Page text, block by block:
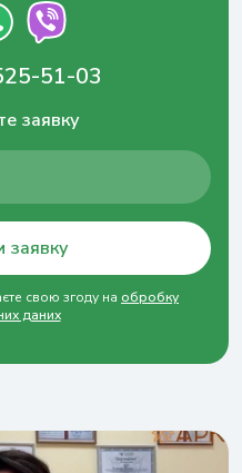
51-03
заявку
заявку
свою згоду на обробку
даних